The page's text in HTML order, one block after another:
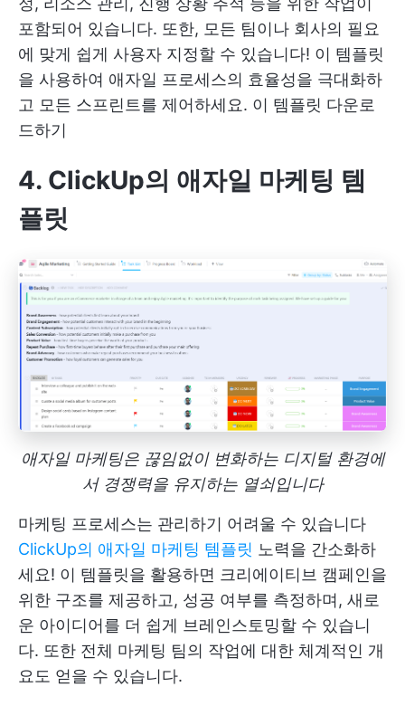
포함되어 있습니다. 또한, 모든 팀이나 회사의 필요
에 맞게 쉽게 사용자 지정할 수 있습니다! 이 템플릿
을 사용하여 애자일 프로세스의 효율성을 극대화하
고 모든 스프린트를 제어하세요. 이 템플릿 다운로
드하기
4. ClickUp의 애자일 마케팅 템
플릿
애자일 마케팅은 끊임없이 변화하는 디지털 환경에
서 경쟁력을 유지하는 열쇠입니다
마케팅 프로세스는 관리하기 어려울 수 있습니다
ClickUp의 애자일 마케팅 템플릿 노력을 간소화하
세요! 이 템플릿을 활용하면 크리에이티브 캠페인을
위한 구조를 제공하고, 성공 여부를 측정하며, 새로
운 아이디어를 더 쉽게 브레인스토밍할 수 있습니
다. 또한 전체 마케팅 팀의 작업에 대한 체계적인 개
요도 얻을 수 있습니다.